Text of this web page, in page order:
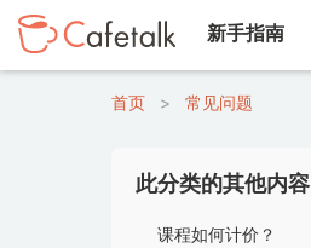
新手指南
首页 > 常见问题
此分类的其他内容
课程如何计价？